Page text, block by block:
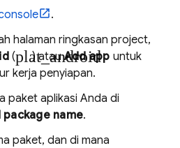
.
halaman ringkasan project,
(plat_android
) atauAdd app untuk
kerja penyiapan.
paket aplikasi Anda di
name.
paket, dan di mana